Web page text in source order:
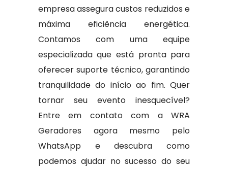
empresa assegura custos reduzidos e
máxima eficiência energética.
Contamos com uma equipe
especializada que está pronta para
oferecer suporte técnico, garantindo
tranquilidade do início ao fim. Quer
tornar seu evento inesquecível?
Entre em contato com a WRA
Geradores agora mesmo pelo
WhatsApp e descubra como
podemos ajudar no sucesso do seu